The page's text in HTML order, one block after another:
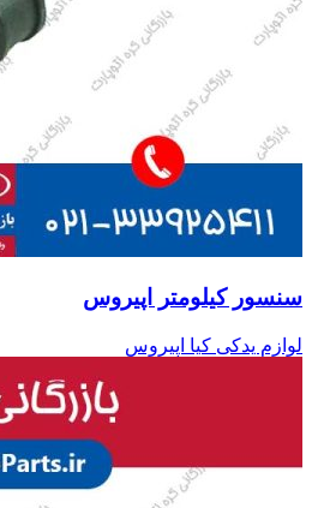
سنسور کیلومتر اپیروس
لوازم یدکی کیا اپیروس